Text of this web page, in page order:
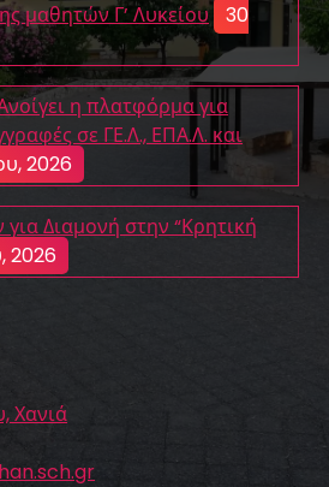
μαθητών Γ’ Λυκείου
30
η πλατφόρμα για
σε ΓΕ.Λ., ΕΠΑ.Λ. και
2026
Διαμονή στην “Κρητική
2026
Χανιά